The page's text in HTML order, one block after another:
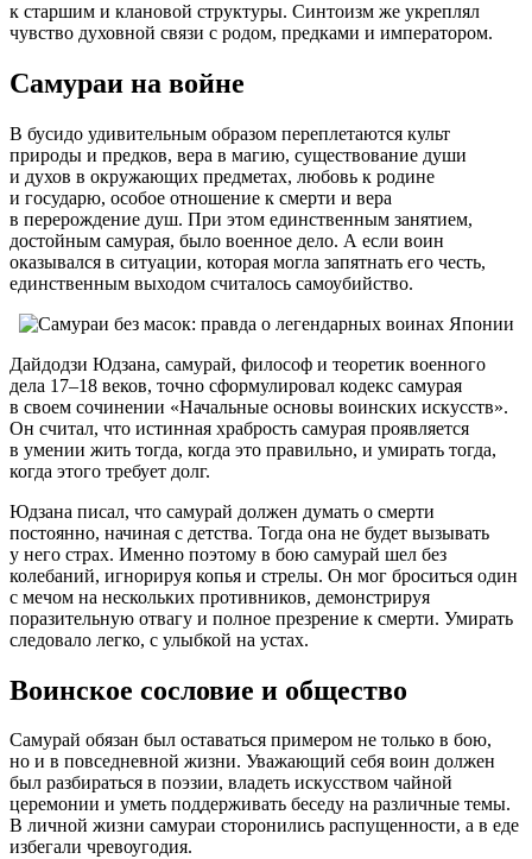
к старшим и клановой структуры. Синтоизм же укреплял
чувство духовной связи с родом, предками и императором.
Самураи на войне
В бусидо удивительным образом переплетаются культ
природы и предков, вера в магию, существование души
и духов в окружающих предметах, любовь к родине
и государю, особое отношение к смерти и вера
в перерождение душ. При этом единственным занятием,
достойным самурая, было военное дело. А если воин
оказывался в ситуации, которая могла запятнать его честь,
единственным выходом считалось самоубийство.
Дайдодзи Юдзана, самурай, философ и теоретик военного
дела 17–18 веков, точно сформулировал кодекс самурая
в своем сочинении «Начальные основы воинских искусств».
Он считал, что истинная храбрость самурая проявляется
в умении жить тогда, когда это правильно, и умирать тогда,
когда этого требует долг.
Юдзана писал, что самурай должен думать о смерти
постоянно, начиная с детства. Тогда она не будет вызывать
у него страх. Именно поэтому в бою самурай шел без
колебаний, игнорируя копья и стрелы. Он мог броситься один
с мечом на нескольких противников, демонстрируя
поразительную отвагу и полное презрение к смерти. Умирать
следовало легко, с улыбкой на устах.
Воинское сословие и общество
Самурай обязан был оставаться примером не только в бою,
но и в повседневной жизни. Уважающий себя воин должен
был разбираться в поэзии, владеть искусством чайной
церемонии и уметь поддерживать беседу на различные темы.
В личной жизни самураи сторонились распущенности, а в еде
избегали чревоугодия.